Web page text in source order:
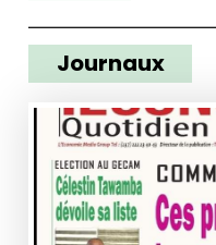
Journaux